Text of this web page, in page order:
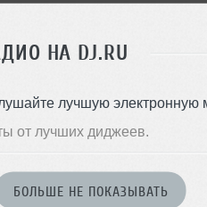
НА DJ.RU
лучшую электронную
от лучших диджеев.
БОЛЬШЕ НЕ ПОКАЗЫВАТЬ